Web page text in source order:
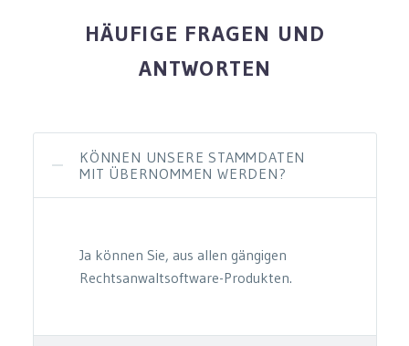
HÄUFIGE FRAGEN UND
ANTWORTEN
KÖNNEN UNSERE STAMMDATEN
MIT ÜBERNOMMEN WERDEN?
Ja können Sie, aus allen gängigen
Rechtsanwaltsoftware-Produkten.